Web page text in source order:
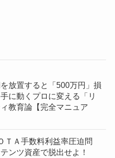
放置すると「500万円」損
に動くプロに変える「リ
教育論【完全マニュア
ＴＡ手数料利益率圧迫問
ンツ資産で脱出せよ！